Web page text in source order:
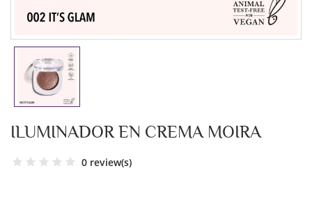
ILUMINADOR EN CREMA MOIRA
0 review(s)